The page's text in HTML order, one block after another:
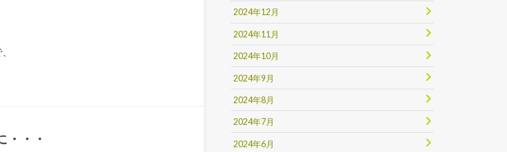
・・・
2024年12月
2024年11月
2024年10月
2024年9月
2024年8月
2024年7月
2024年6月